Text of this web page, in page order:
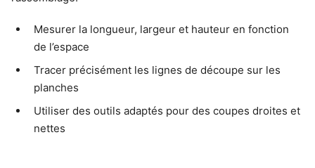
Mesurer la longueur, largeur et hauteur en fonction
de l’espace
Tracer précisément les lignes de découpe sur les
planches
Utiliser des outils adaptés pour des coupes droites et
nettes